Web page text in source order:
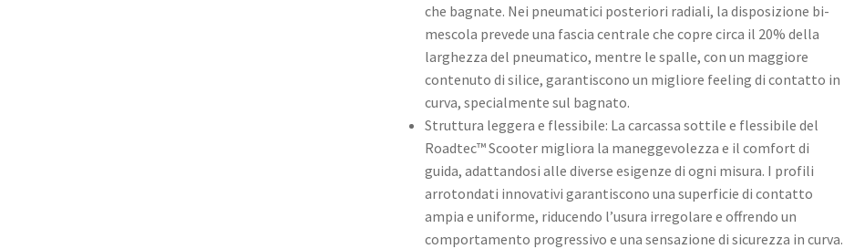
che bagnate. Nei pneumatici posteriori radiali, la disposizione bi-
mescola prevede una fascia centrale che copre circa il 20% della
larghezza del pneumatico, mentre le spalle, con un maggiore
contenuto di silice, garantiscono un migliore feeling di contatto in
curva, specialmente sul bagnato. ​
Struttura leggera e flessibile: La carcassa sottile e flessibile del
Roadtec™ Scooter migliora la maneggevolezza e il comfort di
guida, adattandosi alle diverse esigenze di ogni misura. I profili
arrotondati innovativi garantiscono una superficie di contatto
ampia e uniforme, riducendo l’usura irregolare e offrendo un
comportamento progressivo e una sensazione di sicurezza in curva.